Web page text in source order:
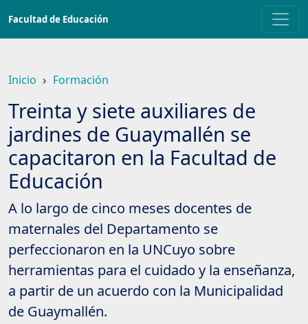
contenido
Facultad de Educación
Inicio Formación
Treinta y siete auxiliares de
jardines de Guaymallén se
capacitaron en la Facultad de
Educación
A lo largo de cinco meses docentes de
maternales del Departamento se
perfeccionaron en la UNCuyo sobre
herramientas para el cuidado y la enseñanza,
a partir de un acuerdo con la Municipalidad
de Guaymallén.